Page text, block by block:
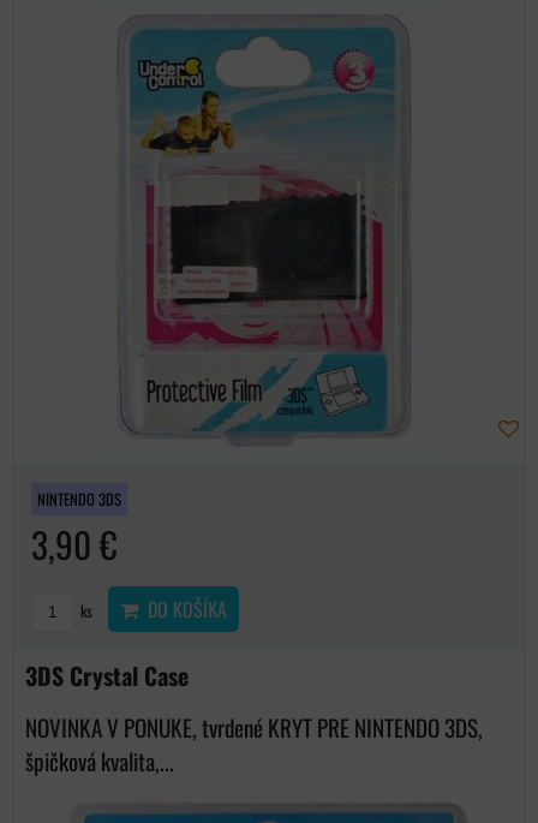
NINTENDO 3DS
3,90 €
ks DO KOŠÍKA
3DS Crystal Case
NOVINKA V PONUKE, tvrdené KRYT PRE NINTENDO 3DS,
špičková kvalita,...